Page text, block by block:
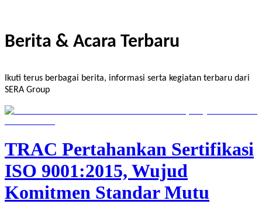
Berita & Acara Terbaru
Ikuti terus berbagai berita, informasi serta kegiatan terbaru dari
SERA Group
TRAC Pertahankan Sertifikasi
ISO 9001:2015, Wujud
Komitmen Standar Mutu